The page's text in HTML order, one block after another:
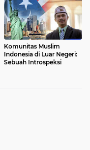
Komunitas Muslim
Indonesia di Luar Negeri:
Sebuah Introspeksi